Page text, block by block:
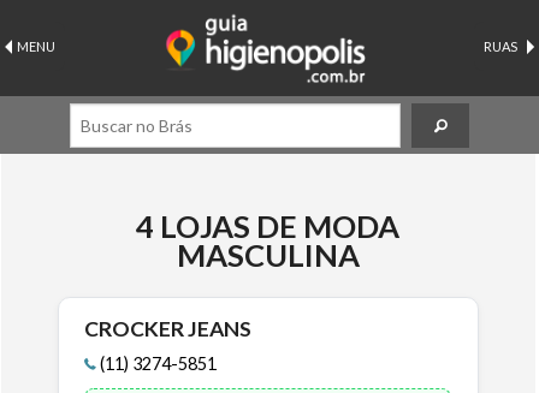
RUAS
MENU
4 LOJAS DE MODA
MASCULINA
CROCKER JEANS
(11) 3274-5851